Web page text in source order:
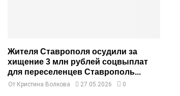
Жителя Ставрополя осудили за
хищение 3 млн рублей соцвыплат
для переселенцев Ставрополь...
От Кристина Волкова 27.05.2026 0